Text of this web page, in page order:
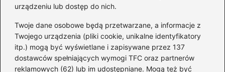
urządzeniu lub dostęp do nich.
Twoje dane osobowe będą przetwarzane, a informacje z
Twojego urządzenia (pliki cookie, unikalne identyfikatory
itp.) mogą być wyświetlane i zapisywane przez 137
dostawców spełniających wymogi TFC oraz partnerów
reklamowych (62) lub im udostępniane. Mogą też być
Jak zamontować listwę
startową do styropianu
bez błędów: krok po kroku